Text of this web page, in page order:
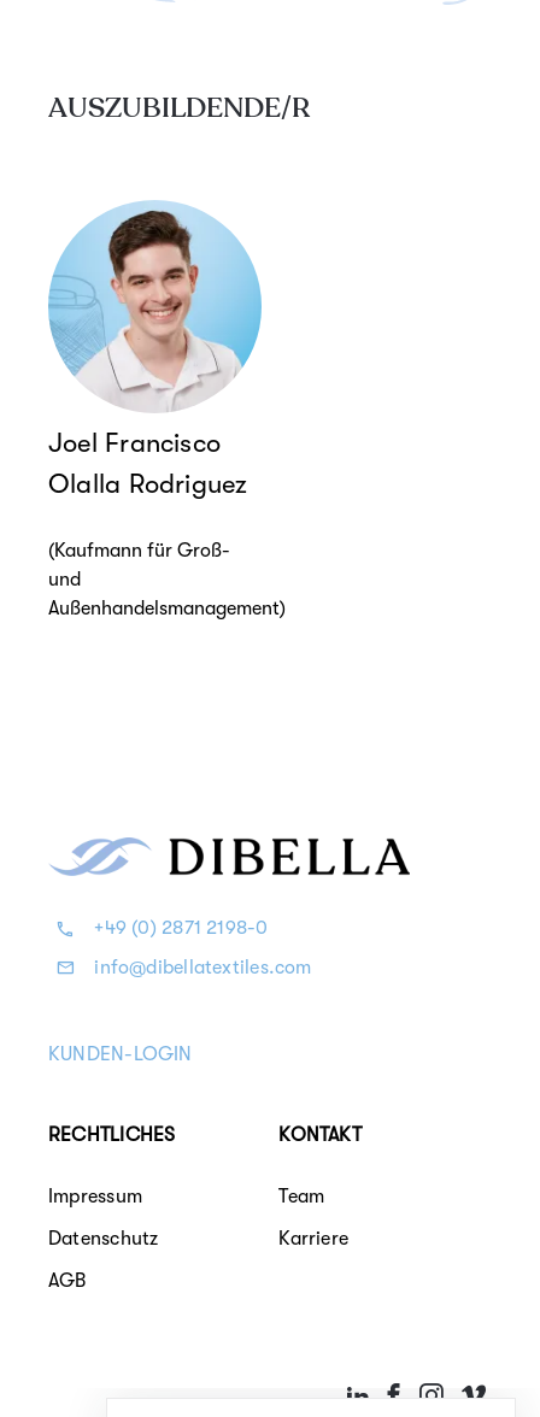
AUSZUBILDENDE/R
Joel Francisco
Olalla Rodriguez
(Kaufmann für Groß-
und
Außenhandelsmanagement)
+49 (0) 2871 2198-0
info@dibellatextiles.com
RECHTLICHES
Impressum
Datenschutz
AGB
KONTAKT
Team
Karriere
KUNDEN-LOGIN